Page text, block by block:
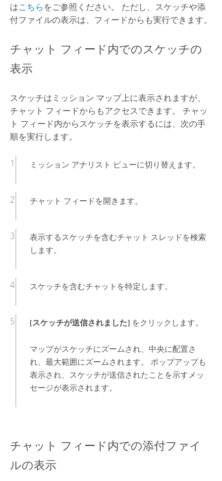
はこちら をご参照ください。 ただし、スケッチや添
付ファイルの表示は、フィードからも実行できます。
チャット フィード内でのスケッチの
表示
スケッチはミッション マップ上に表示されますが、
チャット フィードからもアクセスできます。 チャッ
ト フィード内からスケッチを表示するには、次の手
順を実行します。
ミッション アナリスト ビューに切り替えます。
チャット フィードを開きます。
表示するスケッチを含むチャット スレッドを検索
します。
スケッチを含むチャットを特定します。
[スケッチが送信されました]をクリックします。
マップがスケッチにズームされ、中央に配置さ
れ、最大範囲にズームされます。 ポップアップも
表示され、スケッチが送信されたことを示すメッ
セージが表示されます。
チャット フィード内での添付ファイ
ルの表示